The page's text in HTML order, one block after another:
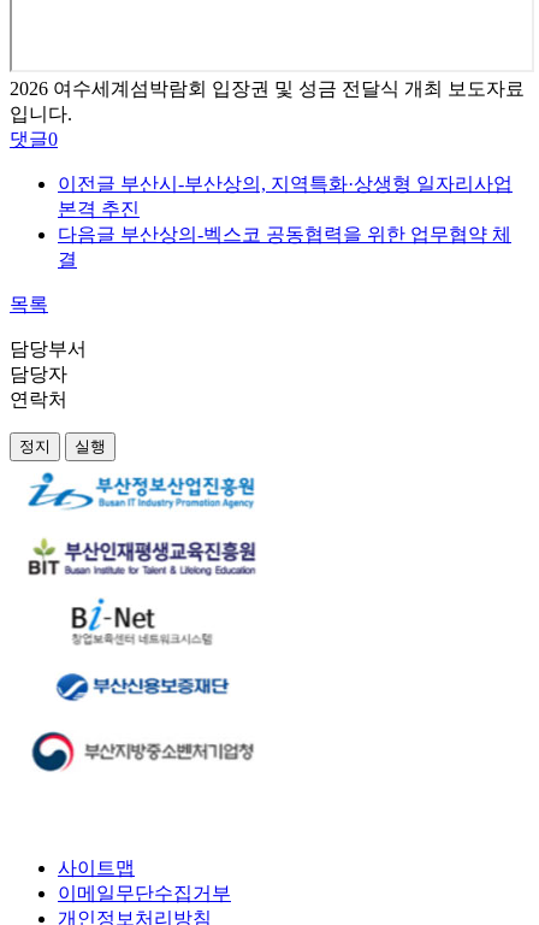
2026 여수세계섬박람회 입장권 및 성금 전달식 개최 보도자료
입니다.
댓글0
이전글 부산시-부산상의, 지역특화·상생형 일자리사업
본격 추진
다음글 부산상의-벡스코 공동협력을 위한 업무협약 체
결
목록
담당부서
담당자
연락처
정지 실행
사이트맵
이메일무단수집거부
개인정보처리방침